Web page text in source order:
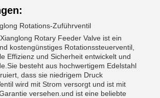
Rotations-Zuführventil
Rotary Feeder Valve ist ein
kostengünstiges Rotationssteuerventil,
Effizienz und Sicherheit entwickelt und
besteht aus hochwertigem Edelstahl
dass sie niedrigem Druck
wird mit Strom versorgt und ist mit
versehen.und ist eine beliebte